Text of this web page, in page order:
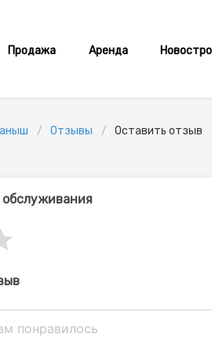
Продажа Аренда
Отзывы Оставить отзыв
обслуживания